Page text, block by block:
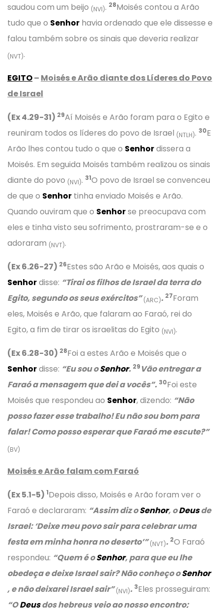
saudou com um beijo (NVI). 28Moisés contou a Arão
tudo que o Senhor havia ordenado que ele dissesse e
falou também sobre os sinais que deveria realizar
(NVT).
EGITO– Moisés e Arão diante dos Líderes do Povo
de Israel
(Ex 4.29-31) 29Aí Moisés e Arão foram para o Egito e
reuniram todos os líderes do povo de Israel (NTLH). 30E
Arão lhes contou tudo o que o Senhordissera a
Moisés. Em seguida Moisés também realizou os sinais
diante do povo (NVI). 31O povo de Israel se convenceu
de que o Senhor tinha enviado Moisés e Arão.
Quando ouviram que o Senhorse preocupava com
eles e tinha visto seu sofrimento, prostraram-se e o
adoraram (NVT).
(Ex 6.26-27) 26Estes são Arão e Moisés, aos quais o
Senhordisse: “Tirai os filhos de Israel da terra do
Egito, segundo os seus exércitos”(ARC). 27Foram
eles, Moisés e Arão, que falaram ao Faraó, rei do
Egito, a fim de tirar os israelitas do Egito (NVI).
(Ex 6.28-30) 28Foi a estes Arão e Moisés que o
Senhordisse: “Eu sou oSenhor. 29 Vão entregar a
Faraó a mensagem que dei a vocês”. 30Foi este
Moisés que respondeu ao Senhor, dizendo: “Não
posso fazer esse trabalho! Eu não sou bom para
falar! Como posso esperar que Faraó me escute?”
(BV)
Moisés e Arão falam com Faraó
(Ex 5.1-5) 1Depois disso, Moisés e Arão foram ver o
Faraó e declararam: “Assim diz oSenhor, oDeusde
Israel: ‘Deixe meu povo sair para celebrar uma
festa em minha honra no deserto’”(NVT). 2O Faraó
respondeu: “Quem é oSenhor, para que eu lhe
obedeça e deixe Israel sair? Não conheço oSenhor
, e não deixarei Israel sair”(NVI). 3Eles prosseguiram:
“ODeusdos hebreus veio ao nosso encontro;